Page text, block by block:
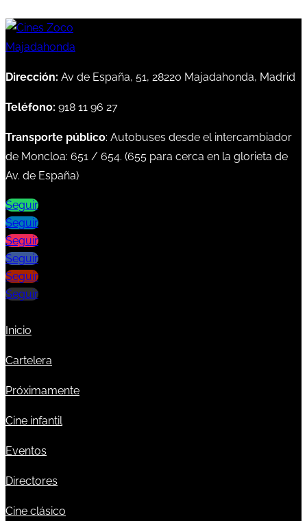
Dirección: Av de España, 51, 28220 Majadahonda, Madrid
Teléfono: 918 11 96 27
Transporte público: Autobuses desde el intercambiador
de Moncloa: 651 / 654. (655 para cerca en la glorieta de
Av. de España)
Seguir
Seguir
Seguir
Seguir
Seguir
Seguir
Inicio
Cartelera
Próximamente
Cine infantil
Eventos
Directores
Cine clásico